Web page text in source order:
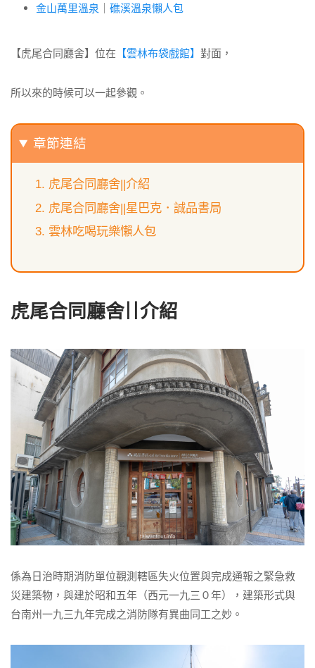
金山萬里溫泉
礁溪溫泉懶人包
【虎尾合同廳舍】位在 【雲林布袋戲館】 對面，
所以來的時候可以一起參觀。
章節連結
虎尾合同廳舍||介紹
虎尾合同廳舍||星巴克．誠品書局
雲林吃喝玩樂懶人包
虎尾合同廳舍||介紹
係為日治時期消防單位觀測轄區失火位置與完成通報之緊急救
災建築物，與建於昭和五年（西元一九三０年），建築形式與
台南州一九三九年完成之消防隊有異曲同工之妙。